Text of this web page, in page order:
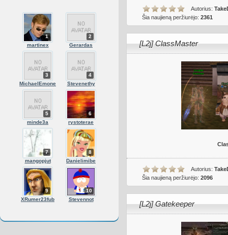
1
martinex
2
Gerardas
3
MichaelEmone
4
Stevenethy
5
minde3a
6
rystoterae
7
mangopjut
8
Danielimibe
9
XRumer23fub
10
Stevennot
Autorius:
Šia naujieną peržiurėjo: 2361
[L2j] ClassMaster
Autorius:
Šia naujieną peržiurėjo: 2096
[L2j] Gatekeeper